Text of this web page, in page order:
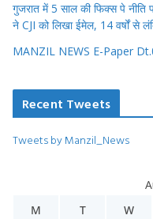
गुजरात में 5 साल की फिक्स पे नीति
ने CJI को लिखा ईमेल, 14 वर्षों से
MANZIL NEWS E-Paper
Recent Tweets
Tweets by Manzil_News
M
T W